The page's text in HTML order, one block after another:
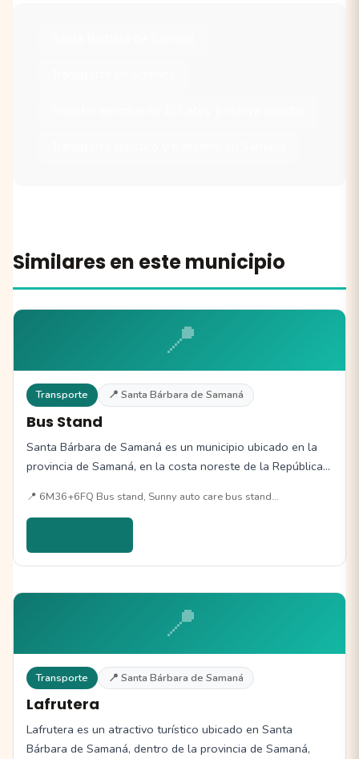
Similares en este municipio
📍
Transporte 📍 Santa Bárbara de Samaná
Bus Stand
Santa Bárbara de Samaná es un municipio ubicado en la
provincia de Samaná, en la costa noreste de la República…
📍 6M36+6FQ Bus stand, Sunny auto care bus stand…
📍
Transporte 📍 Santa Bárbara de Samaná
Lafrutera
Lafrutera es un atractivo turístico ubicado en Santa
Bárbara de Samaná, dentro de la provincia de Samaná,